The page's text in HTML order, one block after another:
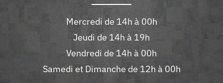
Mercredi de 14h à 00h
Jeudi de 14h à 19h
Vendredi de 14h à 00h
Samedi et Dimanche de 12h à 00h